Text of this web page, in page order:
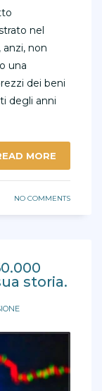
nel
non
una
dei beni
degli anni
MORE
NO COMMENTS
storia.